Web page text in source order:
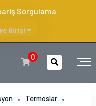
Sorgulama
Girişi
0
Termoslar